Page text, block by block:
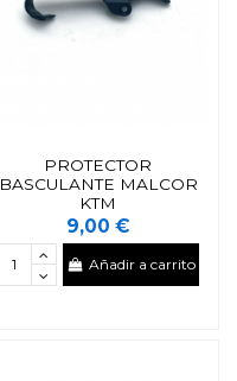
PROTECTOR
BASCULANTE MALCOR
KTM
9,00 €
Añadir a carrito